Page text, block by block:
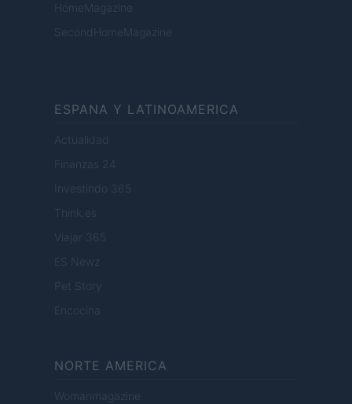
HomeMagazine
SecondHomeMagazine
ESPANA Y LATINOAMERICA
Actualidad
Finanzas 24
Investindo 365
Think.es
Viajar 365
ES Newz
Pet Story
Encocina
NORTE AMERICA
Womanmagazine